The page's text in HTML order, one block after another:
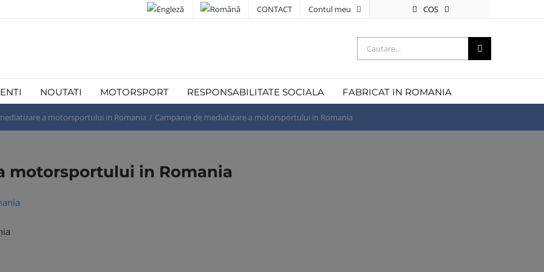
CONTACT Contul meu COS
Cautare...
NOUTATI MOTORSPORT RESPONSABILITATE SOCIALA FABRICAT IN ROMANIA
a motorsportului in Romania Campanie de mediatizare a motorsportului in Romania
motorsportului in Romania